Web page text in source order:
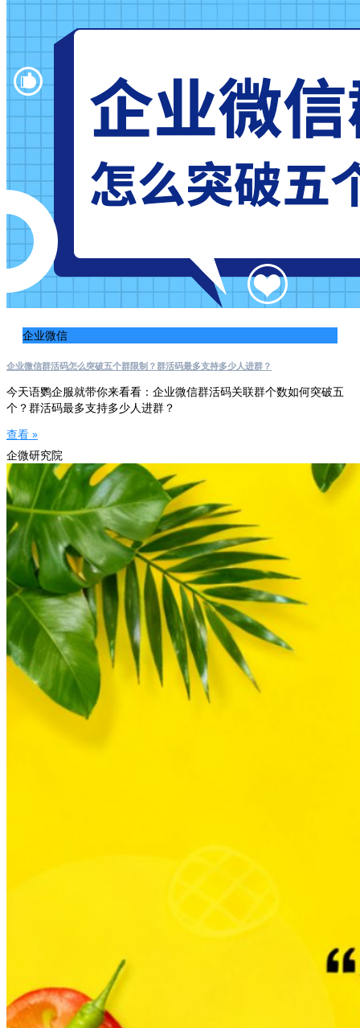
企业微信
企业微信群活码怎么突破五个群限制？群活码最多支持多少人进群？
今天语鹦企服就带你来看看：企业微信群活码关联群个数如何突破五
个？群活码最多支持多少人进群？
查看 »
企微研究院